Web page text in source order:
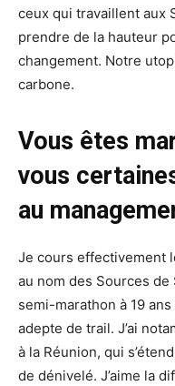
ceux qui travaillent aux
prendre de la hauteur
changement. Notre
carbone.
Vous êtes
vous
au
Je cours effectivement
au nom des Sources de
semi-marathon à 19
adepte de trail. J’ai
à la Réunion, qui
de dénivelé. J’aime la